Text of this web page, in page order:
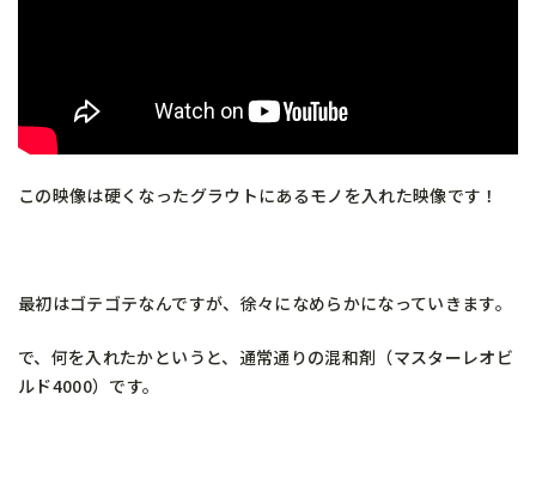
この映像は硬くなったグラウトにあるモノを入れた映像です！
最初はゴテゴテなんですが、徐々になめらかになっていきます。
で、何を入れたかというと、通常通りの混和剤（マスターレオビ
ルド4000）です。